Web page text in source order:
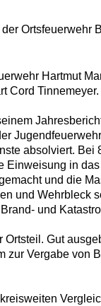
Hartmut
Cord Tinnemeyer.
absolviert.
in
und die
und Wehrbleck
und
Gut
Vergabe von